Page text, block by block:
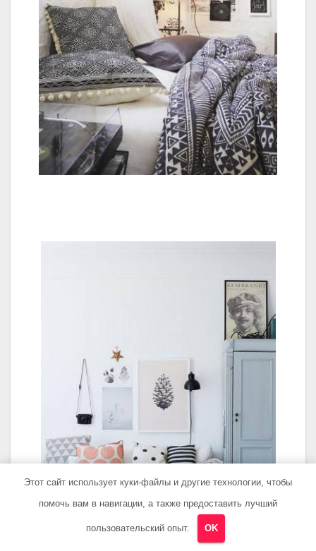
Этот сайт использует куки-файлы и другие технологии, чтобы
помочь вам в навигации, а также предоставить лучший
пользовательский опыт. OK